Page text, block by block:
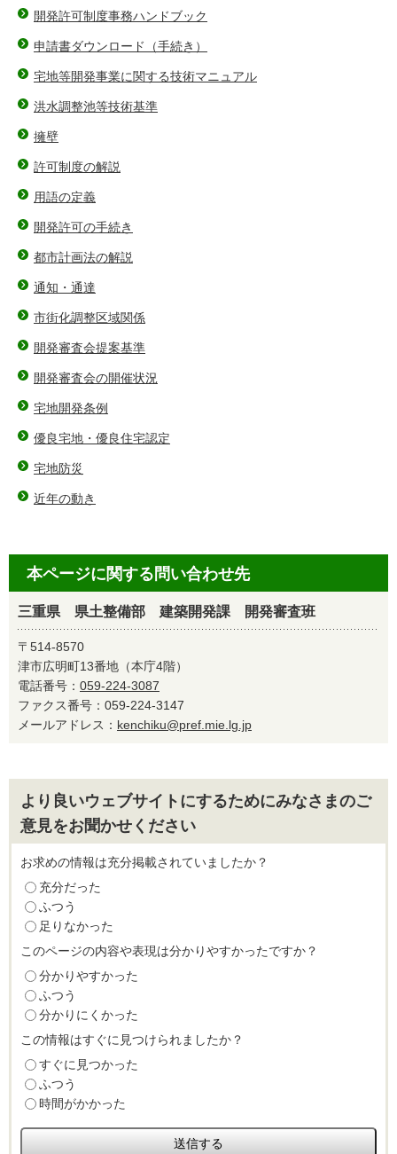
開発許可制度事務ハンドブック
申請書ダウンロード（手続き）
宅地等開発事業に関する技術マニュアル
洪水調整池等技術基準
擁壁
許可制度の解説
用語の定義
開発許可の手続き
都市計画法の解説
通知・通達
市街化調整区域関係
開発審査会提案基準
開発審査会の開催状況
宅地開発条例
優良宅地・優良住宅認定
宅地防災
近年の動き
本ページに関する問い合わせ先
三重県 県土整備部 建築開発課 開発審査班
〒514-8570
津市広明町13番地（本庁4階）
電話番号： 059-224-3087
ファクス番号：059-224-3147
メールアドレス： kenchiku@pref.mie.lg.jp
より良いウェブサイトにするためにみなさまのご
意見をお聞かせください
お求めの情報は充分掲載されていましたか？
充分だった
ふつう
足りなかった
このページの内容や表現は分かりやすかったですか？
分かりやすかった
ふつう
分かりにくかった
この情報はすぐに見つけられましたか？
すぐに見つかった
ふつう
時間がかかった